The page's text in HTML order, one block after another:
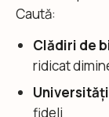
Caută:
Clădiri de
ridicat
fideli